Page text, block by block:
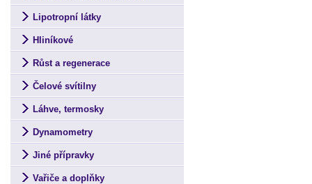
Lipotropní látky
Hliníkové
Růst a regenerace
Čelové svítilny
Láhve, termosky
Dynamometry
Jiné přípravky
Vařiče a doplňky